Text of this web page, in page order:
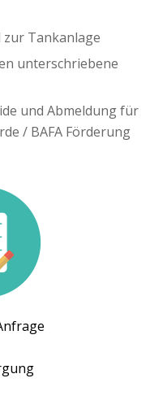
Tankanlage
unterschriebene
und Abmeldung für
/ BAFA Förderung